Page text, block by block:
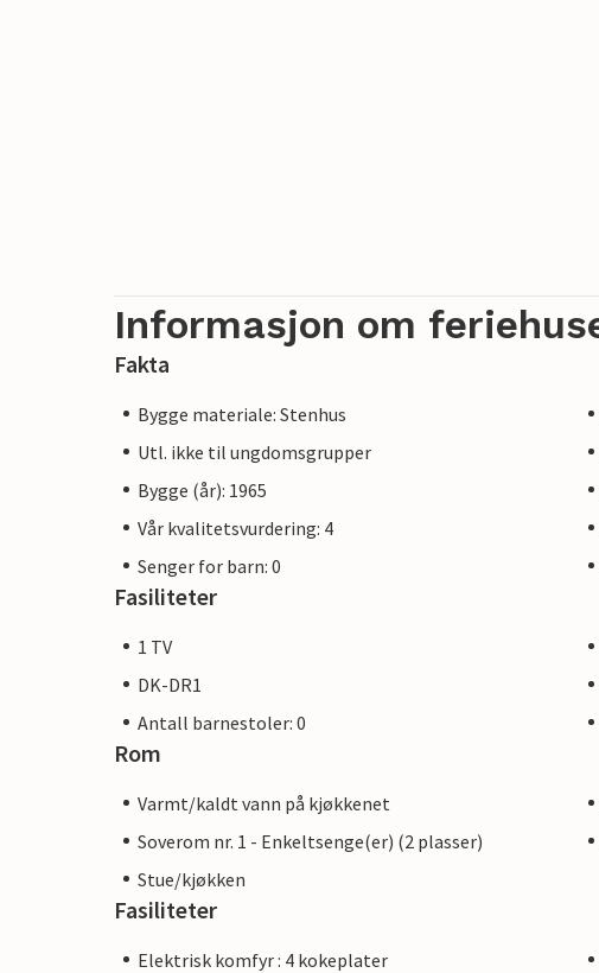
Informasjon om
Fakta
Bygge materiale: Stenhus
Utl. ikke til ungdomsgrupper
Bygge (år): 1965
Vår kvalitetsvurdering: 4
Senger for barn: 0
Fasiliteter
1 TV
DK-DR1
Antall barnestoler: 0
Rom
Varmt/kaldt vann på kjøkkenet
Soverom nr. 1 - Enkeltsenge(er) (2 plasser)
Stue/kjøkken
Fasiliteter
Elektrisk komfyr : 4 kokeplater